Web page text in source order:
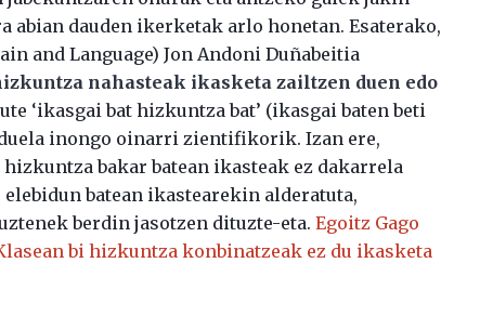
abian dauden ikerketak arlo honetan. Esaterako,
and Language) Jon Andoni Duñabeitia
nahasteak ikasketa zailtzen duen edo
‘ikasgai bat hizkuntza bat’ (ikasgai baten beti
inongo oinarri zientifikorik. Izan ere,
bakar batean ikasteak ez dakarrela
batean ikastearekin alderatuta,
berdin jasotzen dituzte-eta.Egoitz Gago
bi hizkuntza konbinatzeak ez du ikasketa